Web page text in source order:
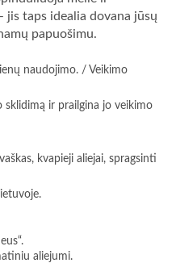
jis taps idealia dovana jūsų
papuošimu.
naudojimo. / Veikimo
sklidimą ir prailgina jo veikimo
kvapieji aliejai, spragsinti
aliejumi.